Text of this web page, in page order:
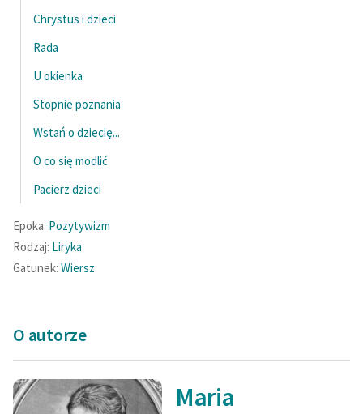
Chrystus i dzieci
Rada
U okienka
Stopnie poznania
Wstań o dziecię...
O co się modlić
Pacierz dzieci
Epoka: Pozytywizm
Rodzaj: Liryka
Gatunek: Wiersz
O autorze
Maria